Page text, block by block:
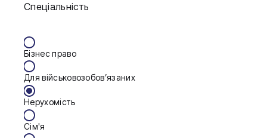
Васильків
Дніпро
Запоріжжя
Калуш
Кам'янське
Спеціальність
Бізнес право
Для військовозобов’язаних
Нерухомість
Сім'я